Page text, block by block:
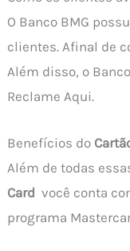
O Banco BMG
clientes. Afinal de
Além disso, o
Reclame Aqui.
Benefícios do
Além de todas
Card você conta
programa